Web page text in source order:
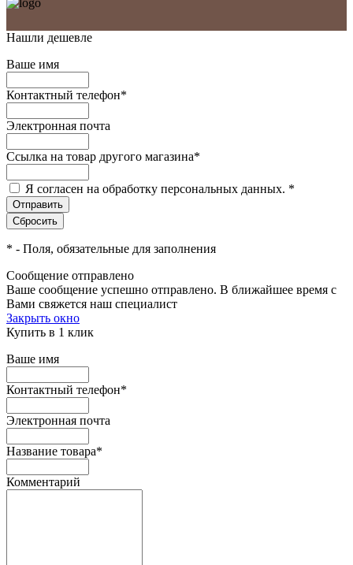
Нашли дешевле
Ваше имя
Контактный телефон*
Электронная почта
Ссылка на товар другого магазина*
Я согласен на обработку персональных данных. *
* - Поля, обязательные для заполнения
Сообщение отправлено
Ваше сообщение успешно отправлено. В ближайшее время с
Вами свяжется наш специалист
Закрыть окно
Купить в 1 клик
Ваше имя
Контактный телефон*
Электронная почта
Название товара*
Комментарий